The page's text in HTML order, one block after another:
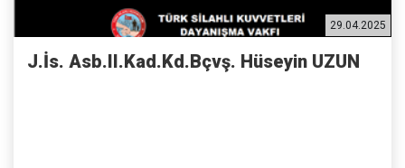
29.04.2025
J.İs. Asb.II.Kad.Kd.Bçvş. Hüseyin UZUN